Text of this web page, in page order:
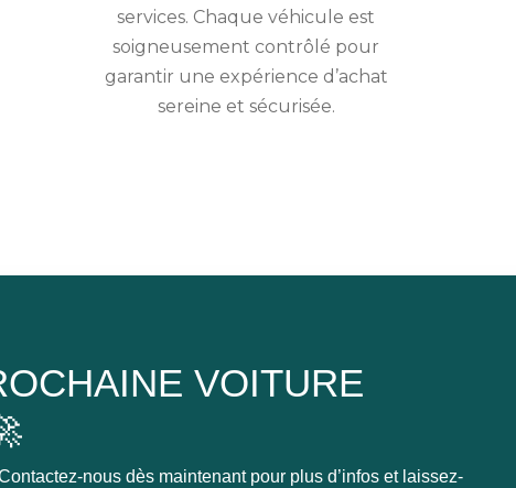
services. Chaque véhicule est
soigneusement contrôlé pour
garantir une expérience d’achat
sereine et sécurisée.
VOITURE
nous dès maintenant pour plus d’infos et laissez-